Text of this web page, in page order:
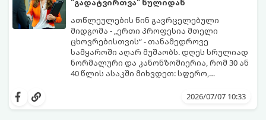
"გადატვირთვა" ნულიდან
ათწლეულების წინ გავრცელებული
მიდგომა - „ერთი პროფესია მთელი
ცხოვრებისთვის“ - თანამედროვე
სამყაროში აღარ მუშაობს. დღეს სრულიად
ნორმალური და კანონზომიერია, რომ 30 ან
40 წლის ასაკში მიხვდეთ: სფერო,
გაბედნიერებთ, აღარ არის შემოსავლიანი
იდეა ხშირად დიდ შიშებთანაა2026/07/07 10:33